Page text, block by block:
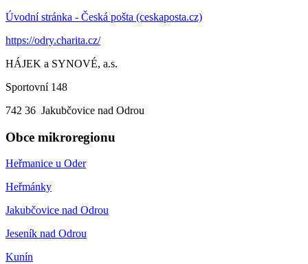
Úvodní stránka - Česká pošta (ceskaposta.cz)
https://odry.charita.cz/
HÁJEK a SYNOVÉ, a.s.
Sportovní 148
742 36 Jakubčovice nad Odrou
Obce mikroregionu
Heřmanice u Oder
Heřmánky
Jakubčovice nad Odrou
Jeseník nad Odrou
Kunín